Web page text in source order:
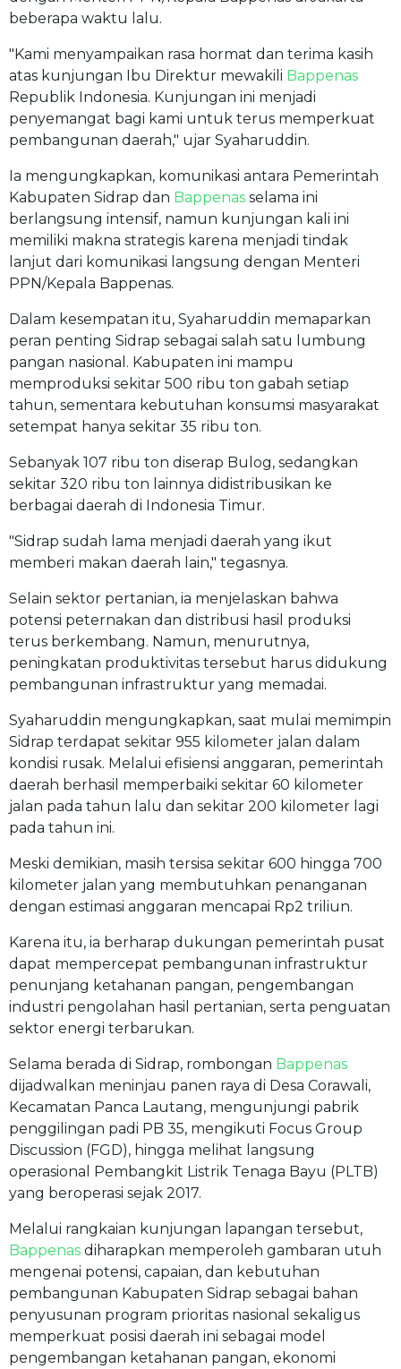
beberapa waktu lalu.
"Kami menyampaikan rasa hormat dan terima kasih
atas kunjungan Ibu Direktur mewakili Bappenas
Republik Indonesia. Kunjungan ini menjadi
penyemangat bagi kami untuk terus memperkuat
pembangunan daerah," ujar Syaharuddin.
Ia mengungkapkan, komunikasi antara Pemerintah
Kabupaten Sidrap dan Bappenas selama ini
berlangsung intensif, namun kunjungan kali ini
memiliki makna strategis karena menjadi tindak
lanjut dari komunikasi langsung dengan Menteri
PPN/Kepala Bappenas.
Dalam kesempatan itu, Syaharuddin memaparkan
peran penting Sidrap sebagai salah satu lumbung
pangan nasional. Kabupaten ini mampu
memproduksi sekitar 500 ribu ton gabah setiap
tahun, sementara kebutuhan konsumsi masyarakat
setempat hanya sekitar 35 ribu ton.
Sebanyak 107 ribu ton diserap Bulog, sedangkan
sekitar 320 ribu ton lainnya didistribusikan ke
berbagai daerah di Indonesia Timur.
"Sidrap sudah lama menjadi daerah yang ikut
memberi makan daerah lain," tegasnya.
Selain sektor pertanian, ia menjelaskan bahwa
potensi peternakan dan distribusi hasil produksi
terus berkembang. Namun, menurutnya,
peningkatan produktivitas tersebut harus didukung
pembangunan infrastruktur yang memadai.
Syaharuddin mengungkapkan, saat mulai memimpin
Sidrap terdapat sekitar 955 kilometer jalan dalam
kondisi rusak. Melalui efisiensi anggaran, pemerintah
daerah berhasil memperbaiki sekitar 60 kilometer
jalan pada tahun lalu dan sekitar 200 kilometer lagi
pada tahun ini.
Meski demikian, masih tersisa sekitar 600 hingga 700
kilometer jalan yang membutuhkan penanganan
dengan estimasi anggaran mencapai Rp2 triliun.
Karena itu, ia berharap dukungan pemerintah pusat
dapat mempercepat pembangunan infrastruktur
penunjang ketahanan pangan, pengembangan
industri pengolahan hasil pertanian, serta penguatan
sektor energi terbarukan.
Selama berada di Sidrap, rombongan Bappenas
dijadwalkan meninjau panen raya di Desa Corawali,
Kecamatan Panca Lautang, mengunjungi pabrik
penggilingan padi PB 35, mengikuti Focus Group
Discussion (FGD), hingga melihat langsung
operasional Pembangkit Listrik Tenaga Bayu (PLTB)
yang beroperasi sejak 2017.
Melalui rangkaian kunjungan lapangan tersebut,
Bappenas diharapkan memperoleh gambaran utuh
mengenai potensi, capaian, dan kebutuhan
pembangunan Kabupaten Sidrap sebagai bahan
penyusunan program prioritas nasional sekaligus
memperkuat posisi daerah ini sebagai model
pengembangan ketahanan pangan, ekonomi